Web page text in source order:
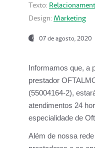
Texto:
Design: Marketing
07 de agosto, 2020
Informamos que, a
prestador
(55004164-2),
atendimentos 24
especialidade de
Além de nossa